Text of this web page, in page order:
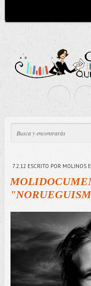
7.2.12 ESCRITO POR MOLINOS